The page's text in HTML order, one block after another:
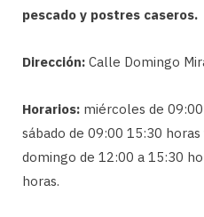
pescado y postres caseros.
Dirección: Calle Domingo
Horarios: miércoles de
sábado de 09:00 15:30
domingo de 12:00 a 15:30
horas.